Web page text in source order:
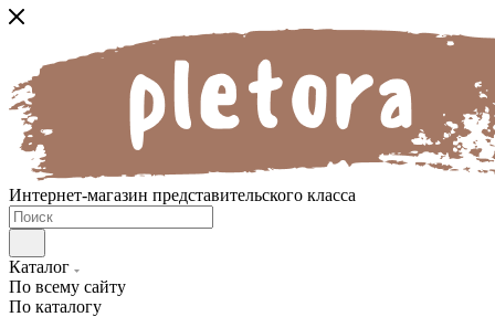
Интернет-магазин представительского класса
Каталог
По всему сайту
По каталогу